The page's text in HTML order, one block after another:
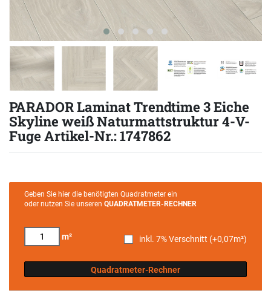
PARADOR Laminat Trendtime 3 Eiche
Skyline weiß Naturmattstruktur 4-V-
Fuge Artikel-Nr.: 1747862
Geben Sie hier die benötigten Quadratmeter ein
oder nutzen Sie unseren QUADRATMETER-RECHNER
m² inkl. 7% Verschnitt (+0,07m²)
Quadratmeter-Rechner